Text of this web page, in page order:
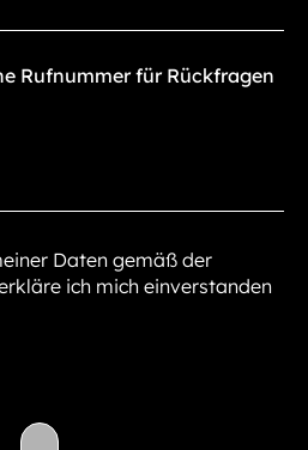
Daten gemäß der
ich mich einverstanden